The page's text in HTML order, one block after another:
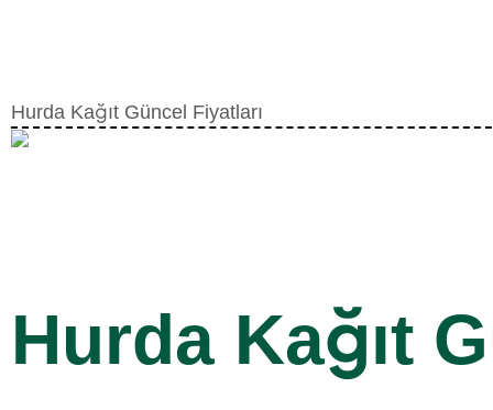
Hurda Kağıt Güncel Fiyatları
Hurda Kağıt